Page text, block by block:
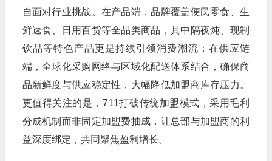
自面对行业挑战。在产品端，品牌覆盖便民零食、生
鲜速食、日用百货等全品类商品，其中隔夜炖、现制
饮品等特色产品更是持续引领消费潮流；在供应链
端，全球化采购网络与区域化配送体系结合，确保商
品新鲜度与供应稳定性，大幅降低加盟商库存压力。
更值得关注的是，711打破传统加盟模式，采用毛利
分成机制而非固定加盟费抽成，让总部与加盟商的利
益深度绑定，共同聚焦盈利增长。